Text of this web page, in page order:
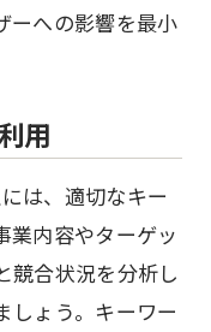
ーへの影響を最小
用
は、適切なキー
業内容やターゲッ
競合状況を分析し
しょう。キーワー